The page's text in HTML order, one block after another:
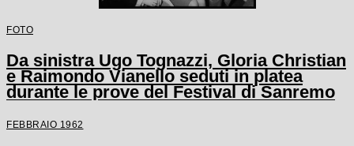
FOTO
Da sinistra Ugo Tognazzi, Gloria Christian
e Raimondo Vianello seduti in platea
durante le prove del Festival di Sanremo
FEBBRAIO 1962